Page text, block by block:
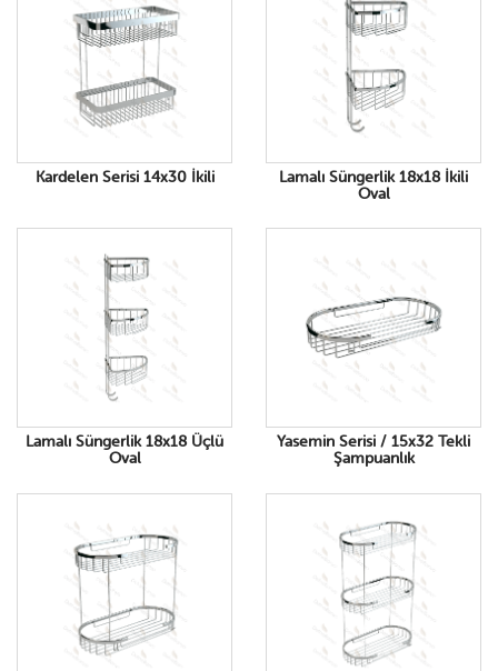
Kardelen Serisi 14x30 İkili
Lamalı Süngerlik 18x18 İkili
Oval
Lamalı Süngerlik 18x18 Üçlü
Oval
Yasemin Serisi / 15x32 Tekli
Şampuanlık